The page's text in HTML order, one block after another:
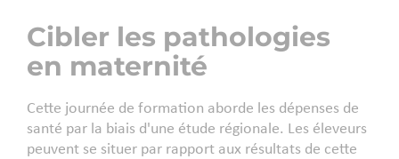
Cibler les pathologies
en maternité
Cette journée de formation aborde les dépenses de
santé par la biais d'une étude régionale. Les éleveurs
peuvent se situer par rapport aux résultats de cette